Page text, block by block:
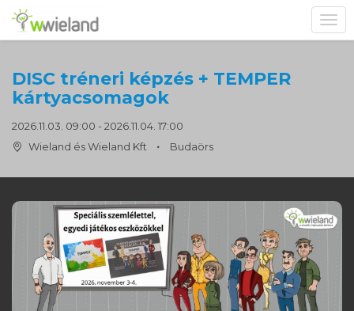
DISC tréneri képzés + TEMPER
kártyacsomagok
2026.11.03. 09:00 - 2026.11.04. 17:00
Wieland és Wieland Kft
Budaörs